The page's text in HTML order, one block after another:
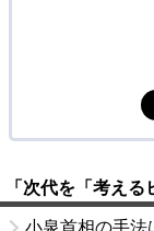
「次代を「考え
小泉首相の手法